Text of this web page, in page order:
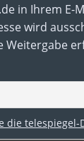
in Ihrem E-
wird
Weitergabe
die